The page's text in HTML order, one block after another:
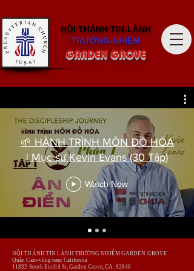
HỘI THÁNH TIN-LÀNH
TRƯỞNG-NHIỆM
GARDEN GROVE
🌱 HÀNH TRÌNH MÔN ĐỒ HÓA
| Mục sư Kevin Evans (30 Tập)
Watch Now
HỘI THÁNH TIN LÀNH TRƯỞNG NHIỆM GARDEN GROVE
Quận Cam-vùng nam California
​11832 South Euclid St, Garden Grove,CA. 92840